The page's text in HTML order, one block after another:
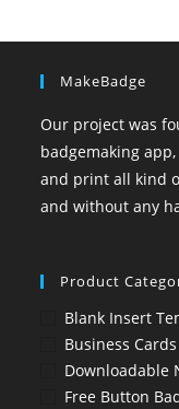
MakeBadge
Our project was
badgemaking
and print all kind
and without any
Product
Blank Insert
Business Cards
Downloadable
Free Button